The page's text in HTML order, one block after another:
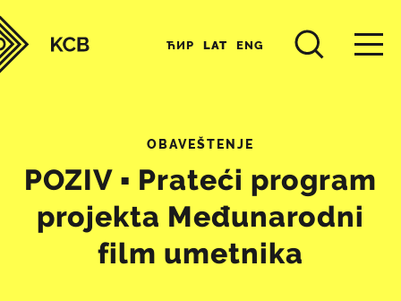
ЋИР LAT ENG
OBAVEŠTENJE
POZIV ▪︎ Prateći program
projekta Međunarodni
film umetnika